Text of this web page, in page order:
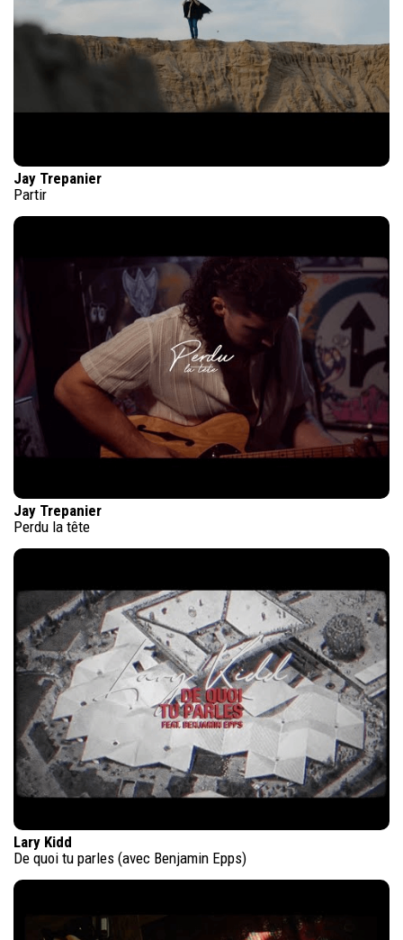
Jay Trepanier
Partir
Jay Trepanier
Perdu la tête
Lary Kidd
De quoi tu parles (avec Benjamin Epps)